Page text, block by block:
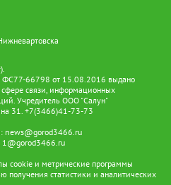
ФС77-66798 от 15.08.2016 выдано
связи, информационных
Учредитель ООО "Салун"
31. +7(3466)41-73-73
news@gorod3466.ru
1@gorod3466.ru
cookie и метрические программы
получения статистики и аналитических